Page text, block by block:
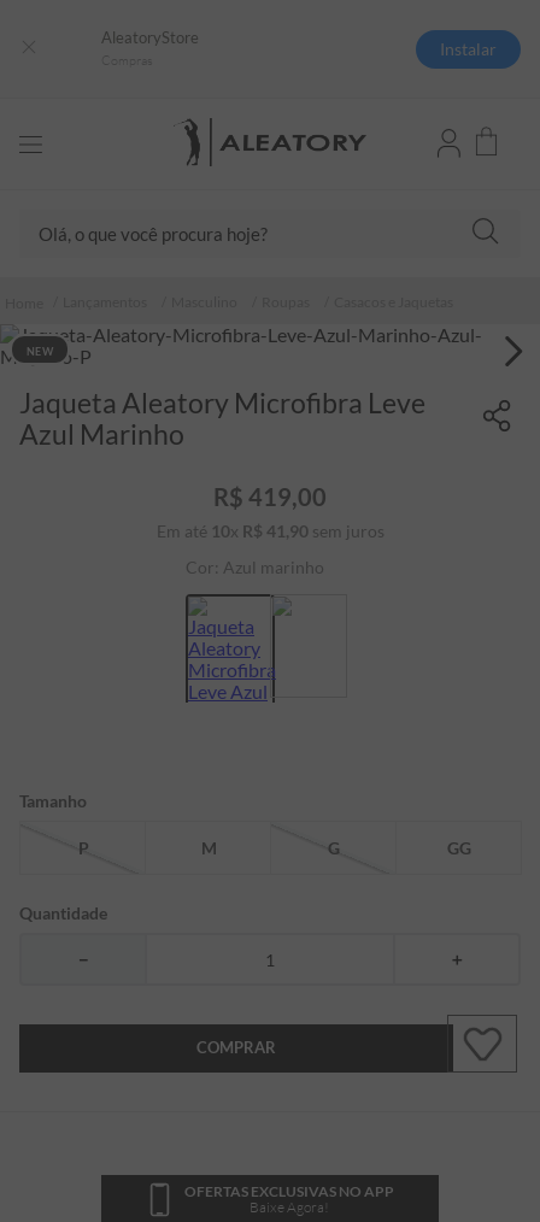
AleatoryStore
Instalar
NEW
Jaqueta Aleatory Microfibra Leve
Azul Marinho
R$ 419,00
Em até 10x R$ 41 ,90 sem juros
Cor: Azul marinho
Tamanho
P M G GG
Quantidade
＋
－
COMPRAR
OFERTAS EXCLUSIVAS NO APP
Baixe Agora!
3º
boné
5º
pima
6 º
jaqueta
7º
bermuda
8º